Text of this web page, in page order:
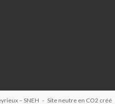
– SNEH - Site neutre en CO2 créé